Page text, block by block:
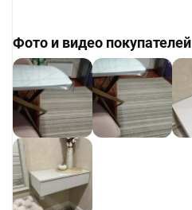
Фото и видео покупателей